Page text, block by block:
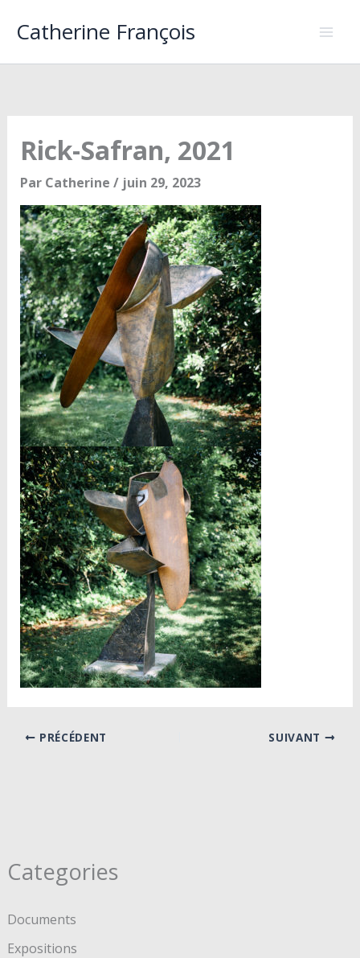
Catherine François
Categories
Documents
Expositions
Rick-Safran, 2021
Par Catherine / juin 29, 2023
PRÉCÉDENT SUIVANT